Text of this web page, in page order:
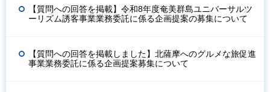
【質問への回答を掲載】令和8年度奄美群島ユニバーサルツ
ーリズム誘客事業業務委託に係る企画提案の募集について
【質問への回答を掲載しました】北薩摩へのグルメな旅促進
事業業務委託に係る企画提案募集について